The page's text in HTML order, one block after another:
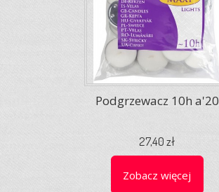
Podgrzewacz 10h a'20
27,40 zł
Zobacz więcej